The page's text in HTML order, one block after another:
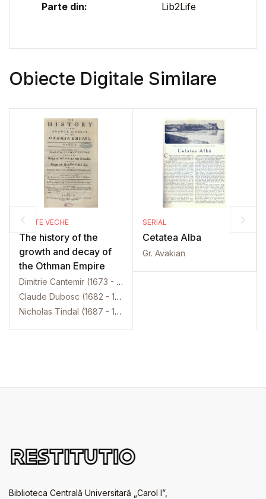
Parte din: Lib2Life
Obiecte Digitale Similare
CARTE VECHE
The history of the
growth and decay of
the Othman Empire
Dimitrie Cantemir (1673 - 1723)
Claude Dubosc (1682 - 1745)
Nicholas Tindal (1687 - 1774)
SERIAL
Cetatea Alba
Gr. Avakian
Biblioteca Centrală Universitară „Carol I”,